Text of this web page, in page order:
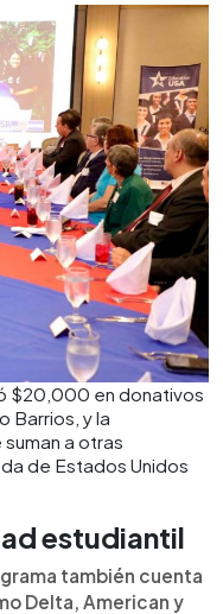
$20,000 en donativos
Barrios, y la
a otras
de Estados Unidos
estudiantil
también cuenta
Delta, American y